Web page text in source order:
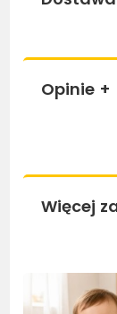
Opinie +
Więcej